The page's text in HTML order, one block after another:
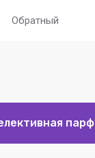
Обратный звонок